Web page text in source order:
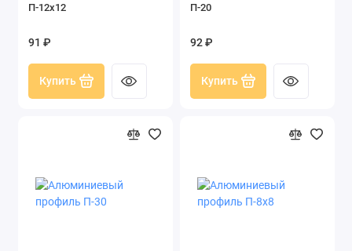
П-12х12
91 ₽
Купить
П-20
92 ₽
Купить